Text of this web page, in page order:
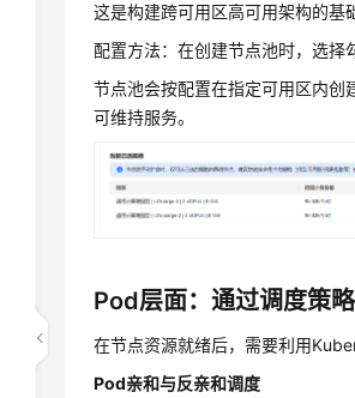
这是构建跨可用区高可用架构的基
配置方法：在创建节点池时，选择
节点池会按配置在指定可用区内创
可维持服务。
Pod层面：通过调度策
在节点资源就绪后，需要利用
Pod亲和与反亲和调度